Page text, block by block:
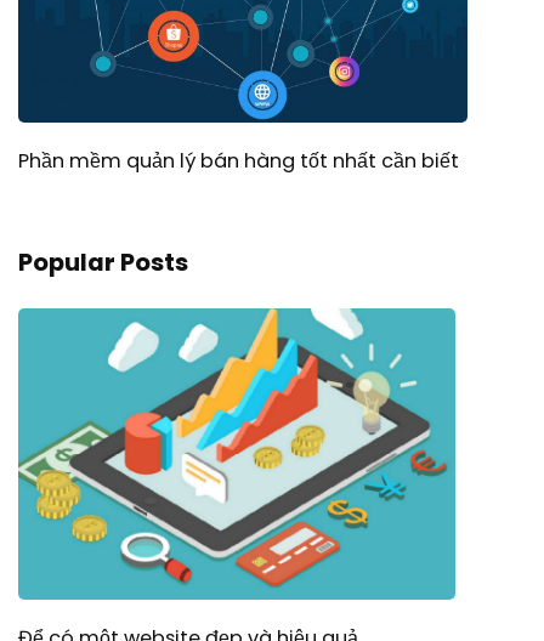
Phần mềm quản lý bán hàng tốt nhất cần biết
Popular Posts